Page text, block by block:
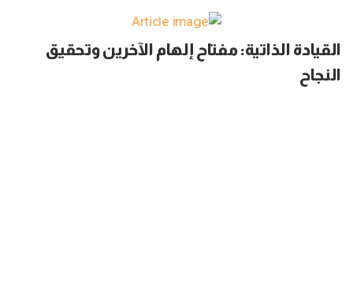
القيادة الذاتية: مفتاح إلهام الآخرين وتحقيق
النجاح